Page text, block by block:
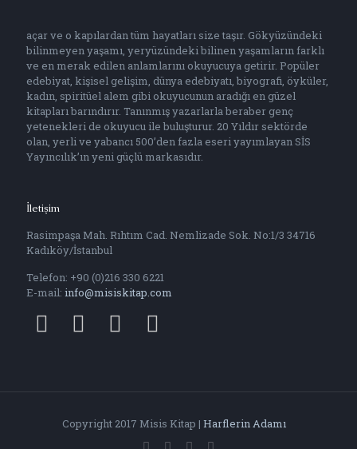
açar ve o kapılardan tüm hayatları size taşır. Gökyüzündeki
bilinmeyen yaşamı, yeryüzündeki bilinen yaşamların farklı
ve en merak edilen anlamlarını okuyucuya getirir. Popüler
edebiyat, kişisel gelişim, dünya edebiyatı, biyografi, öyküler,
kadın, spiritüel alem gibi okuyucunun aradığı en güzel
kitapları barındırır. Tanınmış yazarlarla beraber genç
yetenekleri de okuyucu ile buluşturur. 20 Yıldır sektörde
olan, yerli ve yabancı 500’den fazla eseri yayımlayan SİS
Yayıncılık’ın yeni güçlü markasıdır.
İletişim
Rasimpaşa Mah. Rıhtım Cad. Nemlizade Sok. No:1/3 34716
Kadıköy/İstanbul
Telefon: +90 (0)216 330 6221
E-mail: info@misiskitap.com
Copyright 2017 Misis Kitap | Harflerin Adamı